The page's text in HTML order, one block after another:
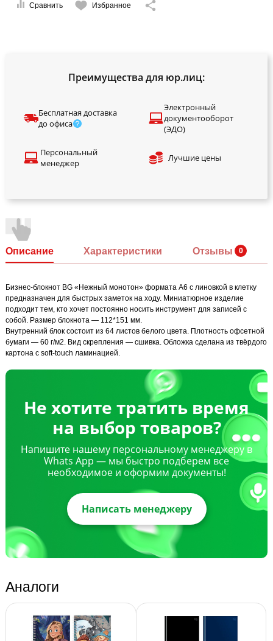
Сравнить Избранное
Преимущества для юр.лиц:
Бесплатная доставка
до офиса
Электронный
документооборот
(ЭДО)
Персональный
менеджер
Лучшие цены
Описание Характеристики Отзывы
Бизнес-блокнот BG «Нежный монотон» формата А6 с линовкой в клетку
предназначен для быстрых заметок на ходу. Миниатюрное изделие
подходит тем, кто хочет постоянно носить инструмент для записей с
собой. Размер блокнота — 112*151 мм.
Внутренний блок состоит из 64 листов белого цвета. Плотность офсетной
бумаги — 60 г/м2. Вид скрепления — сшивка. Обложка сделана из твёрдого
картона с soft-touch ламинацией.
Не хотите тратить время
на выбор товаров?
Напишите нашему персональному менеджеру в
Whats App — мы быстро подберем все
необходимое и оформим документы!
Написать менеджеру
Аналоги